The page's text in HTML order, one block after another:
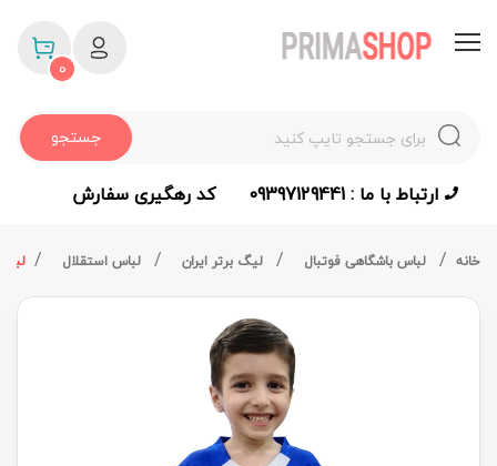
جستجو
0
ارتباط با ما : 09397129441 کد رهگیری سفارش
خانه لباس باشگاهی فوتبال لیگ برتر ایران لباس استقلال